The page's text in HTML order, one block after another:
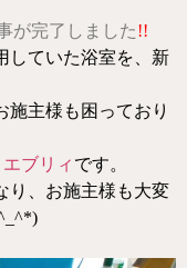
が完了しました!!
していた浴室を、新
施主様も困っており
エブリィ です。
り、お施主様も大変